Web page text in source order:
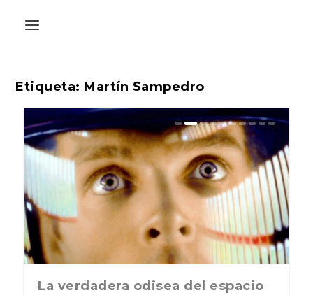
Etiqueta: Martín Sampedro
La última postal de la temporada
La verdadera odisea del espacio